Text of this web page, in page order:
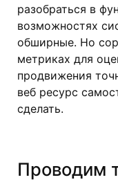
разобраться в
возможностях
обширные. Но
метриках для
продвижения
веб ресурс
сделать.
Проводим